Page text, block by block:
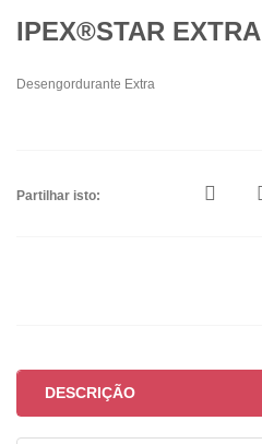
IPEX®STAR EXTRA
Desengordurante Extra
Partilhar isto:
DESCRIÇÃO